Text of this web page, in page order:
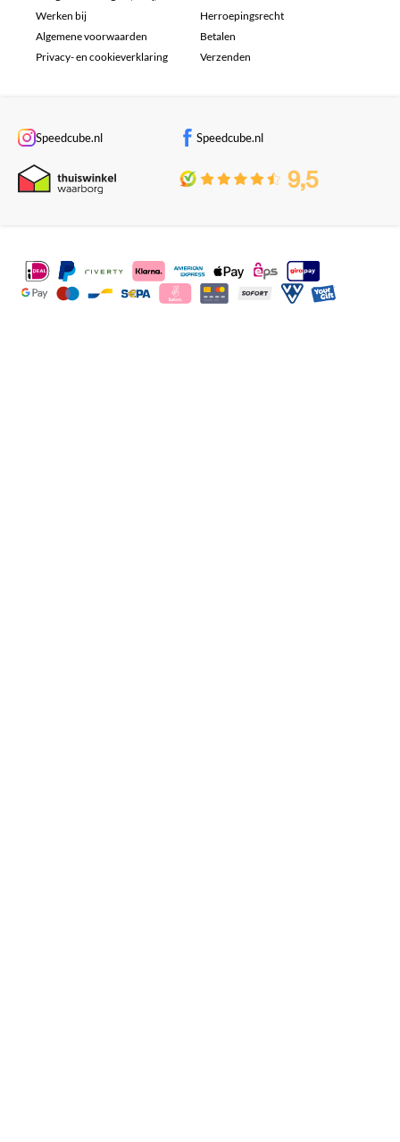
Werken bij
Algemene voorwaarden
Privacy- en cookieverklaring
Herroepingsrecht
Betalen
Verzenden
Speedcube.nl Speedcube.nl